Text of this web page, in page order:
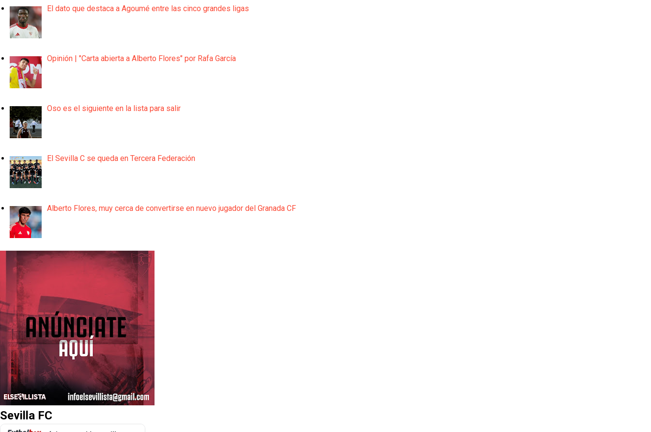
El dato que destaca a Agoumé entre las cinco grandes ligas
Opinión | "Carta abierta a Alberto Flores" por Rafa García
Oso es el siguiente en la lista para salir
El Sevilla C se queda en Tercera Federación
Alberto Flores, muy cerca de convertirse en nuevo jugador del Granada CF
Sevilla FC